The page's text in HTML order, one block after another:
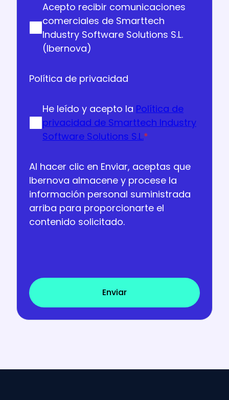
Acepto recibir comunicaciones
comerciales de Smarttech
Industry Software Solutions S.L.
(Ibernova)
Política de privacidad
He leído y acepto la Política de
privacidad de Smarttech Industry
Software Solutions S.L.*
Al hacer clic en Enviar, aceptas que
Ibernova almacene y procese la
información personal suministrada
arriba para proporcionarte el
contenido solicitado.
Enviar